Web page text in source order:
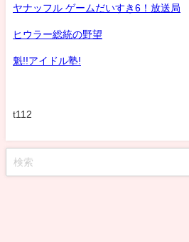
ヤナッフル ゲームだいすき6！放送局
ヒウラー総統の野望
魁!!アイドル塾!
t112